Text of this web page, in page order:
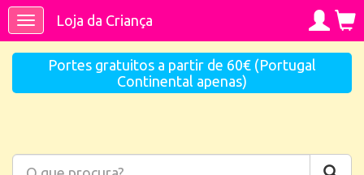
ToggleLoja da Criança
Portes gratuitos a partir de 60€ (Portugal
Continental apenas)